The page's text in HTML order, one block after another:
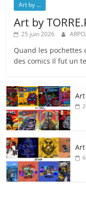
Art by ...
Art by
25 juin 2026
Quand les pochettes
des comics Il fut un
Art